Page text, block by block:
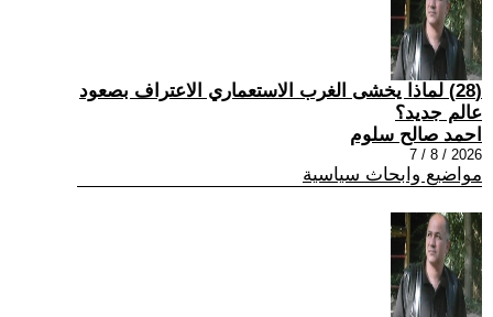
(28) لماذا يخشى الغرب الاستعماري الاعتراف بصعود
عالم جديد؟
احمد صالح سلوم
2026 / 8 / 7
مواضيع وابحاث سياسية